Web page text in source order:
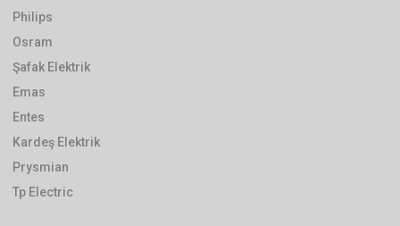
Philips
Osram
Şafak Elektrik
Emas
Entes
Kardeş Elektrik
Prysmian
Tp Electric